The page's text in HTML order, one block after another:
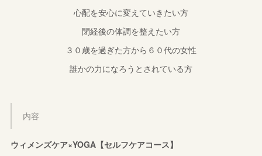
心配を安心に変えていきたい方
閉経後の体調を整えたい方
３０歳を過ぎた方から６０代の女性
誰かの力になろうとされている方
内容
ウィメンズケア×YOGA【セルフケアコース】